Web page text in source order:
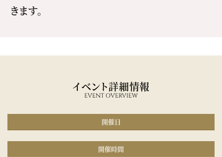
きます。
EVENT OVERVIEW
イベント詳細情報
開催日
開催時間